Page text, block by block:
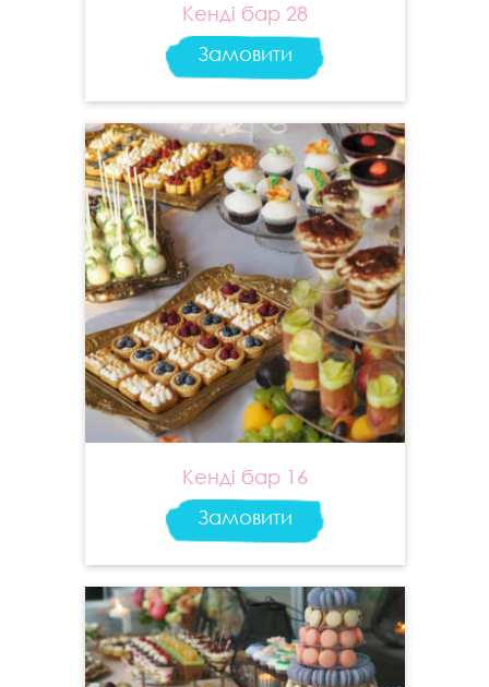
Кенді бар 28
Замовити
Кенді бар 16
Замовити